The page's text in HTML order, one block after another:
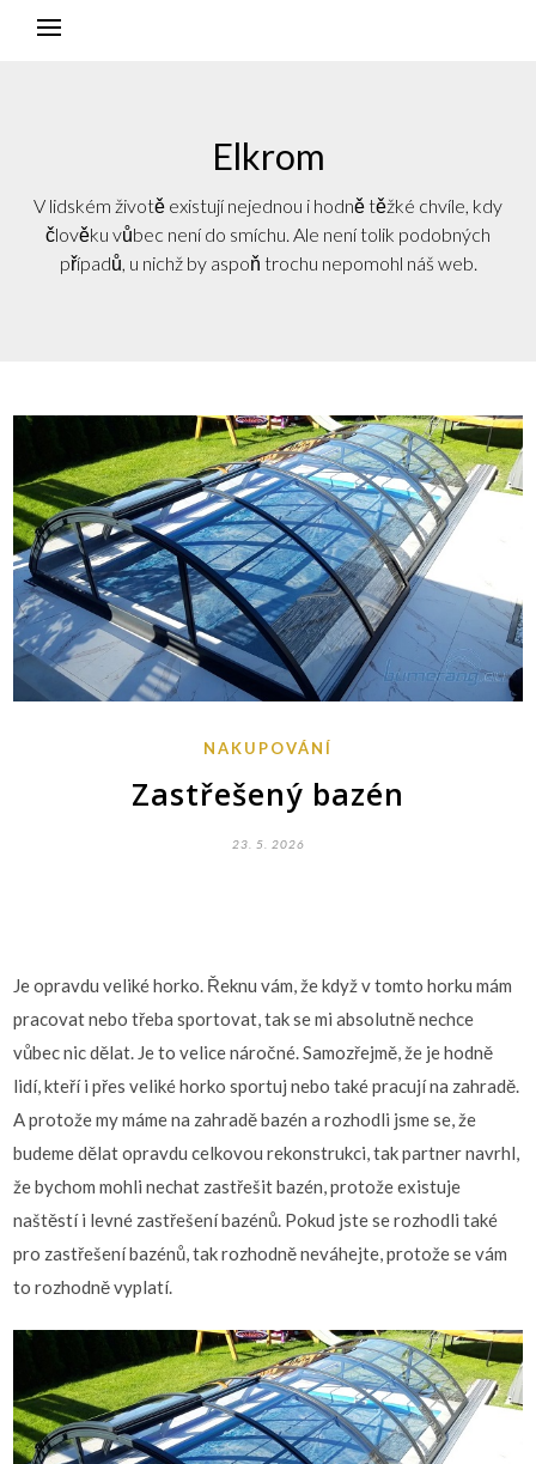
Elkrom
V lidském životě existují nejednou i hodně těžké chvíle, kdy
člověku vůbec není do smíchu. Ale není tolik podobných
případů, u nichž by aspoň trochu nepomohl náš web.
NAKUPOVÁNÍ
Zastřešený bazén
23. 5. 2026
Je opravdu veliké horko. Řeknu vám, že když v tomto horku mám
pracovat nebo třeba sportovat, tak se mi absolutně nechce
vůbec nic dělat. Je to velice náročné. Samozřejmě, že je hodně
lidí, kteří i přes veliké horko sportuj nebo také pracují na zahradě.
A protože my máme na zahradě bazén a rozhodli jsme se, že
budeme dělat opravdu celkovou rekonstrukci, tak partner navrhl,
že bychom mohli nechat zastřešit bazén, protože existuje
naštěstí i levné zastřešení bazénů. Pokud jste se rozhodli také
pro zastřešení bazénů, tak rozhodně neváhejte, protože se vám
to rozhodně vyplatí.